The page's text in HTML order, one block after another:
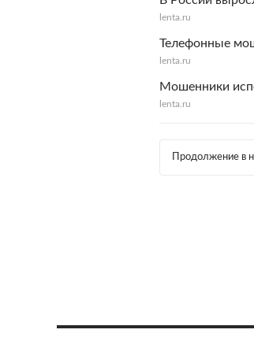
lenta.ru
Телефонные
lenta.ru
Мошенники
lenta.ru
Продолжение в